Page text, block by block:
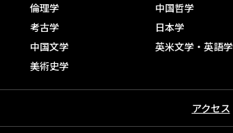
倫理学 中国哲学
考古学 日本学
中国文学 英米文学・英語学
美術史学
アクセス